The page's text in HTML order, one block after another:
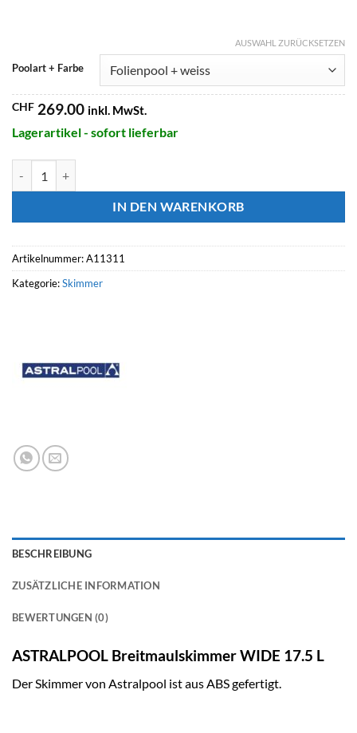
Poolart + Farbe
AUSWAHL ZURÜCKSETZEN
CHF 269.00 inkl. MwSt.
Lagerartikel - sofort lieferbar
IN DEN WARENKORB
Artikelnummer:A11311
Kategorie:Skimmer
BESCHREIBUNG
ZUSÄTZLICHE INFORMATION
BEWERTUNGEN (0)
ASTRALPOOL Breitmaulskimmer WIDE 17.5 L
Der Skimmer von Astralpool ist aus ABS gefertigt.